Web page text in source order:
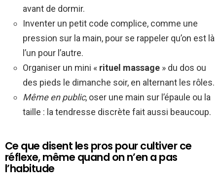
avant de dormir.
Inventer un petit code complice, comme une
pression sur la main, pour se rappeler qu’on est là
l’un pour l’autre.
Organiser un mini « rituel massage » du dos ou
des pieds le dimanche soir, en alternant les rôles.
Même en public, oser une main sur l’épaule ou la
taille : la tendresse discrète fait aussi beaucoup.
Ce que disent les pros pour cultiver ce
réflexe, même quand on n’en a pas
l’habitude